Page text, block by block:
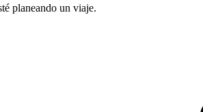
planeando un viaje.